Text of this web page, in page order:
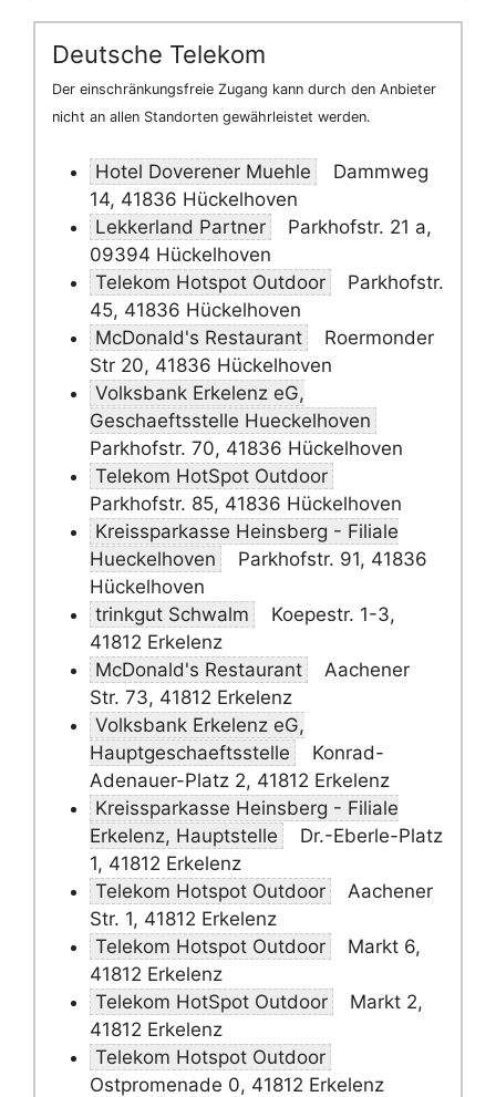
Deutsche Telekom
Der einschränkungsfreie Zugang kann durch den Anbieter
nicht an allen Standorten gewährleistet werden.
Hotel Doverener Muehle
Dammweg
14, 41836 Hückelhoven
Lekkerland Partner
Parkhofstr. 21 a,
09394 Hückelhoven
Telekom Hotspot Outdoor
Parkhofstr.
45, 41836 Hückelhoven
McDonald's Restaurant
Roermonder
Str 20, 41836 Hückelhoven
Volksbank Erkelenz eG,
Geschaeftsstelle Hueckelhoven
Parkhofstr. 70, 41836 Hückelhoven
Telekom HotSpot Outdoor
Parkhofstr. 85, 41836 Hückelhoven
Kreissparkasse Heinsberg - Filiale
Hueckelhoven
Parkhofstr. 91, 41836
Hückelhoven
trinkgut Schwalm
Koepestr. 1-3,
41812 Erkelenz
McDonald's Restaurant
Aachener
Str. 73, 41812 Erkelenz
Volksbank Erkelenz eG,
Hauptgeschaeftsstelle
Konrad-
Adenauer-Platz 2, 41812 Erkelenz
Kreissparkasse Heinsberg - Filiale
Erkelenz, Hauptstelle
Dr.-Eberle-Platz
1, 41812 Erkelenz
Telekom Hotspot Outdoor
Aachener
Str. 1, 41812 Erkelenz
Telekom Hotspot Outdoor
Markt 6,
41812 Erkelenz
Telekom HotSpot Outdoor
Markt 2,
41812 Erkelenz
Telekom Hotspot Outdoor
Ostpromenade 0, 41812 Erkelenz